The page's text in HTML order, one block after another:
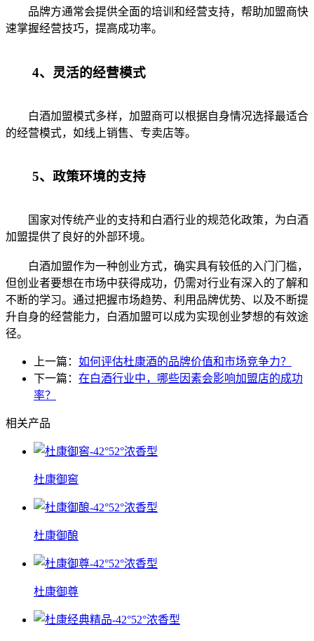
品牌方通常会提供全面的培训和经营支持，帮助加盟商快
速掌握经营技巧，提高成功率。
4、灵活的经营模式
白酒加盟模式多样，加盟商可以根据自身情况选择最适合
的经营模式，如线上销售、专卖店等。
5、政策环境的支持
国家对传统产业的支持和白酒行业的规范化政策，为白酒
加盟提供了良好的外部环境。
白酒加盟作为一种创业方式，确实具有较低的入门门槛，
但创业者要想在市场中获得成功，仍需对行业有深入的了解和
不断的学习。通过把握市场趋势、利用品牌优势、以及不断提
升自身的经营能力，白酒加盟可以成为实现创业梦想的有效途
径。
上一篇： 如何评估杜康酒的品牌价值和市场竞争力？
下一篇： 在白酒行业中，哪些因素会影响加盟店的成功
率？
相关产品
杜康御窖
杜康御酿
杜康御尊